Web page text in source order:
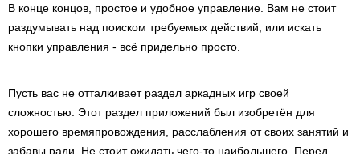
В конце концов, простое и удобное управление. Вам не стоит
раздумывать над поиском требуемых действий, или искать
кнопки управления - всё придельно просто.
Пусть вас не отталкивает раздел аркадных игр своей
сложностью. Этот раздел приложений был изобретён для
хорошего времяпровождения, расслабления от своих занятий и
забавы ради. Не стоит ожидать чего-то наибольшего. Перед